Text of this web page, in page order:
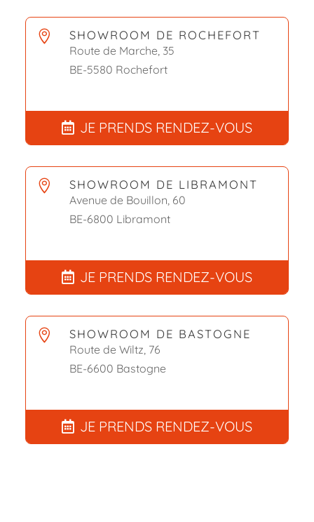
 SHOWROOM DE ROCHEFORT
Route de Marche, 35
BE-5580 Rochefort
JE PRENDS RENDEZ-VOUS
 SHOWROOM DE LIBRAMONT
Avenue de Bouillon, 60
BE-6800 Libramont
JE PRENDS RENDEZ-VOUS
 SHOWROOM DE BASTOGNE
Route de Wiltz, 76
BE-6600 Bastogne
JE PRENDS RENDEZ-VOUS